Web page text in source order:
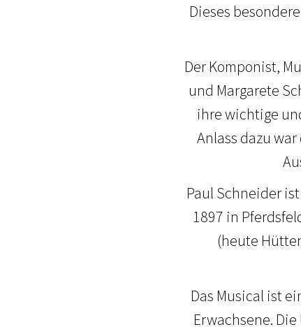
Dieses
Der Komponist,
und Margarete
ihre wichtige
Anlass dazu
Paul Schneider
1897 in
(heute
Das Musical ist
Erwachsene.